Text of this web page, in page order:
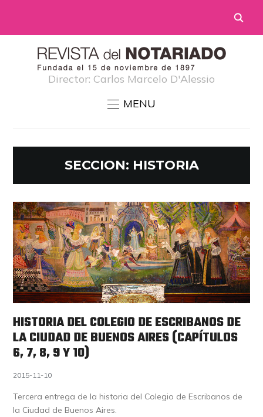
Director: Carlos Marcelo D'Alessio
MENU
SECCION: HISTORIA
HISTORIA DEL COLEGIO DE ESCRIBANOS DE
LA CIUDAD DE BUENOS AIRES (CAPÍTULOS
6, 7, 8, 9 Y 10)
2015-11-10
Tercera entrega de la historia del Colegio de Escribanos de
la Ciudad de Buenos Aires.